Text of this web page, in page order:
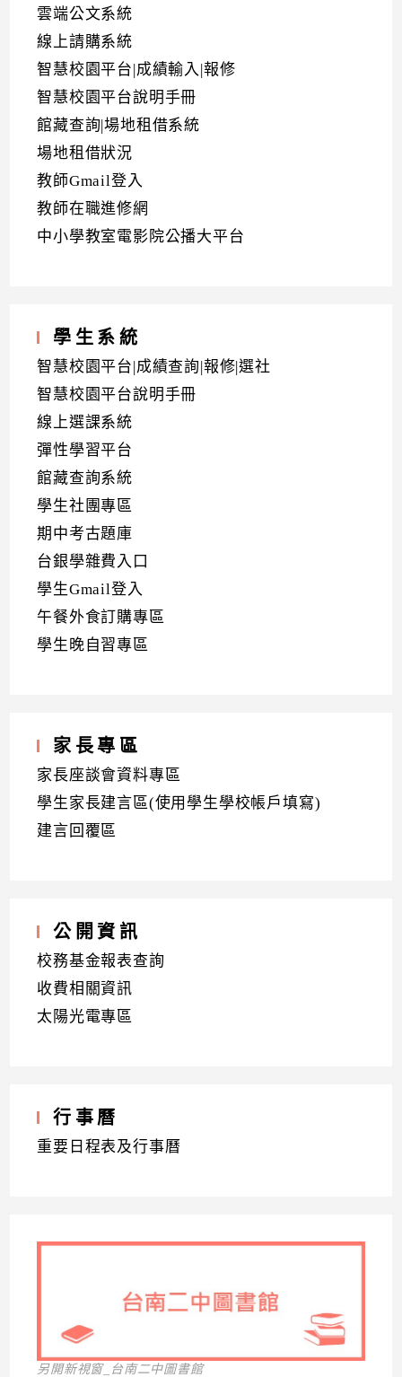
雲端公文系統
線上請購系統
智慧校園平台|成績輸入|報修
智慧校園平台說明手冊
館藏查詢|場地租借系統
場地租借狀況
教師Gmail登入
教師在職進修網
中小學教室電影院公播大平台
學生系統
智慧校園平台|成績查詢|報修|選社
智慧校園平台說明手冊
線上選課系統
彈性學習平台
館藏查詢系統
學生社團專區
期中考古題庫
台銀學雜費入口
學生Gmail登入
午餐外食訂購專區
學生晚自習專區
家長專區
家長座談會資料專區
學生家長建言區(使用學生學校帳戶填寫)
建言回覆區
公開資訊
校務基金報表查詢
收費相關資訊
太陽光電專區
行事曆
重要日程表及行事曆
另開新視窗_台南二中圖書館